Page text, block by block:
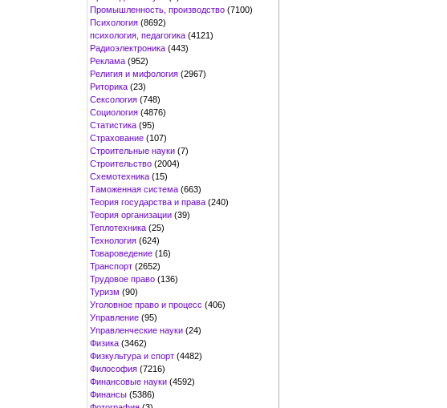
Промышленность, производство (7100)
Психология (8692)
психология, педагогика (4121)
Радиоэлектроника (443)
Реклама (952)
Религия и мифология (2967)
Риторика (23)
Сексология (748)
Социология (4876)
Статистика (95)
Страхование (107)
Строительные науки (7)
Строительство (2004)
Схемотехника (15)
Таможенная система (663)
Теория государства и права (240)
Теория организации (39)
Теплотехника (25)
Технология (624)
Товароведение (16)
Транспорт (2652)
Трудовое право (136)
Туризм (90)
Уголовное право и процесс (406)
Управление (95)
Управленческие науки (24)
Физика (3462)
Физкультура и спорт (4482)
Философия (7216)
Финансовые науки (4592)
Финансы (5386)